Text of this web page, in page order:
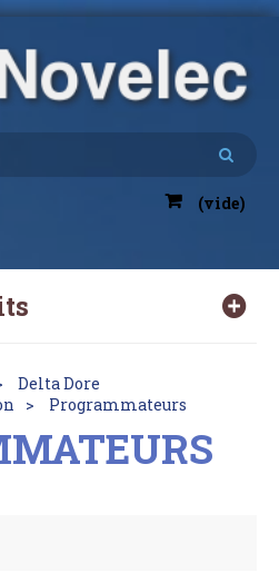
(vide)
Delta Dore
Programmateurs